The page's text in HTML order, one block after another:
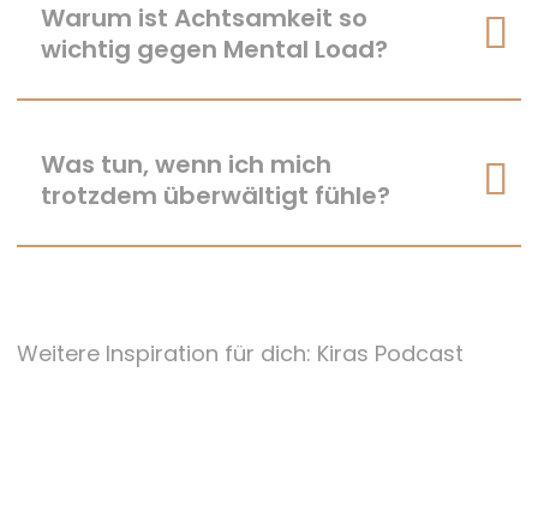
Warum ist Achtsamkeit so
wichtig gegen Mental Load?
Was tun, wenn ich mich
trotzdem überwältigt fühle?
Weitere Inspiration für dich: Kiras Podcast